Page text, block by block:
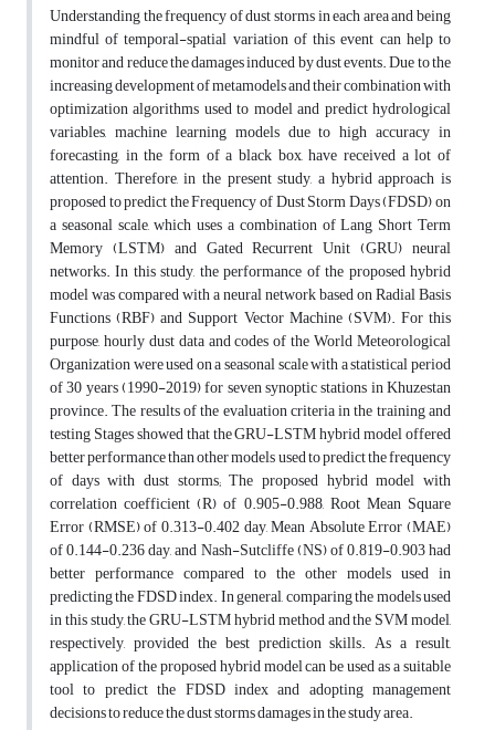
Understanding the frequency of dust storms in each area and being
mindful of temporal-spatial variation of this event can help to
monitor and reduce the damages induced by dust events. Due to the
increasing development of metamodels and their combination with
optimization algorithms used to model and predict hydrological
variables, machine learning models due to high accuracy in
forecasting, in the form of a black box, have received a lot of
attention. Therefore, in the present study, a hybrid approach is
proposed to predict the Frequency of Dust Storm Days (FDSD) on
a seasonal scale, which uses a combination of Lang Short Term
Memory (LSTM) and Gated Recurrent Unit (GRU) neural
networks. In this study, the performance of the proposed hybrid
model was compared with a neural network based on Radial Basis
Functions (RBF) and Support Vector Machine (SVM). For this
purpose, hourly dust data and codes of the World Meteorological
Organization were used on a seasonal scale with a statistical period
of 30 years (1990-2019) for seven synoptic stations in Khuzestan
province. The results of the evaluation criteria in the training and
testing Stages showed that the GRU-LSTM hybrid model offered
better performance than other models used to predict the frequency
of days with dust storms; The proposed hybrid model with
correlation coefficient (R) of 0.905-0.988, Root Mean Square
Error (RMSE) of 0.313-0.402 day, Mean Absolute Error (MAE)
of 0.144-0.236 day, and Nash-Sutcliffe (NS) of 0.819-0.903 had
better performance compared to the other models used in
predicting the FDSD index. In general, comparing the models used
in this study, the GRU-LSTM hybrid method and the SVM model,
respectively, provided the best prediction skills. As a result,
application of the proposed hybrid model can be used as a suitable
tool to predict the FDSD index and adopting management
decisions to reduce the dust storms damages in the study area.